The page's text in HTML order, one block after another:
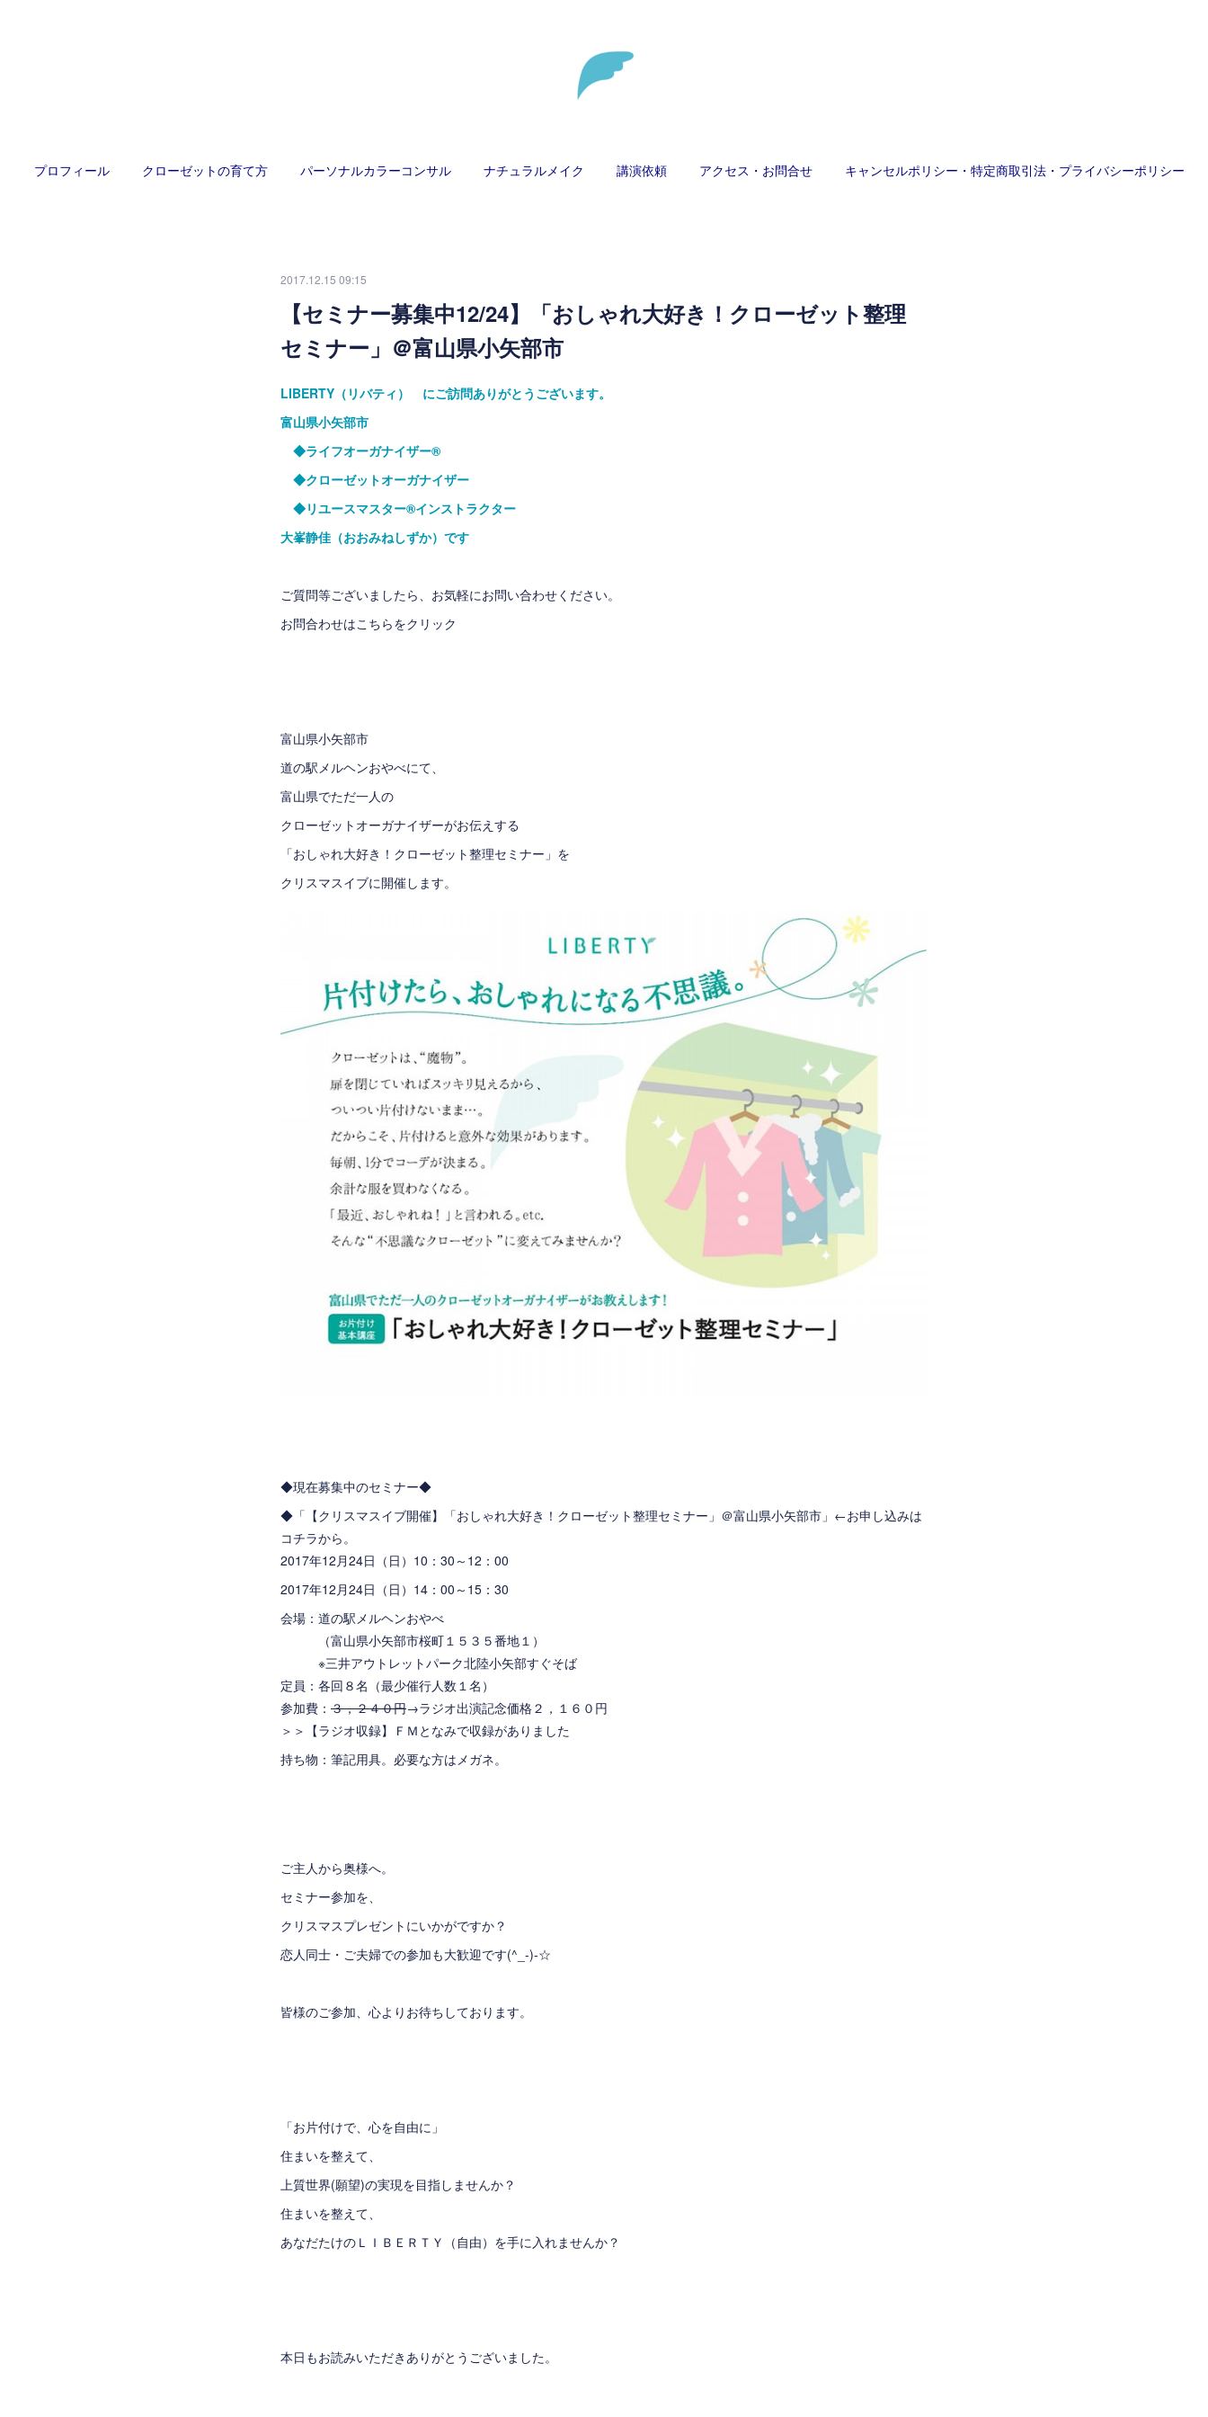
プロフィール クローゼットの育て方 パーソナルカラーコンサル ナチュラルメイク 講演依頼 アクセス・お問合せ キャンセルポリシー・特定商取引法・プライバシーポリシー
2017.12.15 09:15
【セミナー募集中12/24】「おしゃれ大好き！クローゼット整理
セミナー」＠富山県小矢部市
LIBERTY（リバティ） にご訪問ありがとうございます。
富山県小矢部市
◆ライフオーガナイザー®
◆クローゼットオーガナイザー
◆リユースマスター®インストラクター
大峯静佳（おおみねしずか）です
ご質問等ございましたら、お気軽にお問い合わせください。
お問合わせはこちらをクリック
富山県小矢部市
道の駅メルヘンおやべにて、
富山県でただ一人の
クローゼットオーガナイザーがお伝えする
「おしゃれ大好き！クローゼット整理セミナー」を
クリスマスイブに開催します。
◆現在募集中のセミナー◆
◆「 【クリスマスイブ開催】「おしゃれ大好き！クローゼット整理セミナー」＠富山県小矢部市 」←お申し込みは
コチラから。
2017年12月24日（日）10：30～12：00
2017年12月24日（日）14：00～15：30
会場： 道の駅メルヘンおやべ
（富山県小矢部市桜町１５３５番地１）
※三井アウトレットパーク北陸小矢部すぐそば
定員：各回８名（最少催行人数１名）
参加費： ３，２４０円→ラジオ出演記念価格２，１６０円
＞＞ 【ラジオ収録】ＦＭとなみで収録がありました
持ち物：筆記用具。必要な方はメガネ。
ご主人から奥様へ。
セミナー参加を、
クリスマスプレゼントにいかがですか？
恋人同士・ご夫婦での参加も大歓迎です(^_-)-☆
皆様のご参加、心よりお待ちしております。
「お片付けで、心を自由に」
住まいを整えて、
上質世界(願望)の実現を目指しませんか？
住まいを整えて、
あなだたけのＬＩＢＥＲＴＹ（自由）を手に入れませんか？
本日もお読みいただきありがとうございました。